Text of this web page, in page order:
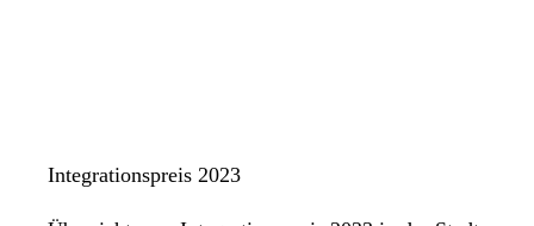
Integrationspreis 2023